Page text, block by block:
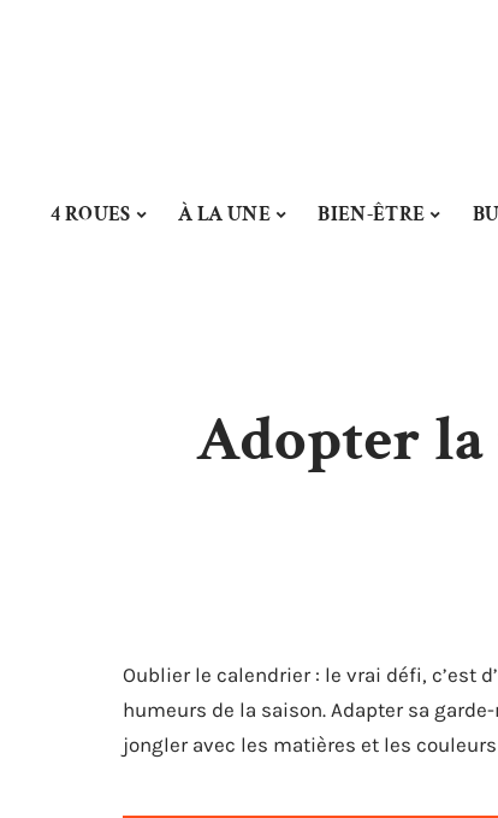
4 ROUES À LA UNE BIEN-ÊTRE
Adopter la
Oublier le calendrier : le vrai défi, c’est
humeurs de la saison. Adapter sa
jongler avec les matières et les